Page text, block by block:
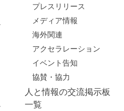
プレスリリース
メディア情報
海外関連
アクセラレーション
イベント告知
協賛・協力
人と情報の交流掲示板
一覧